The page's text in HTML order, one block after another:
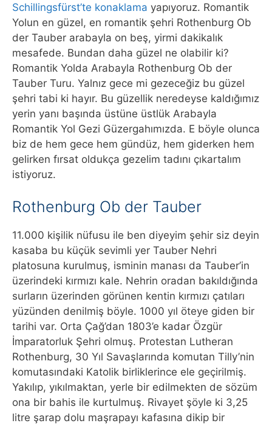
Schillingsfürst’te konaklama yapıyoruz. Romantik
Yolun en güzel, en romantik şehri Rothenburg Ob
der Tauber arabayla on beş, yirmi dakikalık
mesafede. Bundan daha güzel ne olabilir ki?
Romantik Yolda Arabayla Rothenburg Ob der
Tauber Turu. Yalnız gece mi gezeceğiz bu güzel
şehri tabi ki hayır. Bu güzellik neredeyse kaldığımız
yerin yanı başında üstüne üstlük Arabayla
Romantik Yol Gezi Güzergahımızda. E böyle olunca
biz de hem gece hem gündüz, hem giderken hem
gelirken fırsat oldukça gezelim tadını çıkartalım
istiyoruz.
Rothenburg Ob der Tauber
11.000 kişilik nüfusu ile ben diyeyim şehir siz deyin
kasaba bu küçük sevimli yer Tauber Nehri
platosuna kurulmuş, isminin manası da Tauber’in
üzerindeki kırmızı kale. Nehrin oradan bakıldığında
surların üzerinden görünen kentin kırmızı çatıları
yüzünden denilmiş böyle. 1000 yıl öteye giden bir
tarihi var. Orta Çağ’dan 1803’e kadar Özgür
İmparatorluk Şehri olmuş. Protestan Lutheran
Rothenburg, 30 Yıl Savaşlarında komutan Tilly’nin
komutasındaki Katolik birliklerince ele geçirilmiş.
Yakılıp, yıkılmaktan, yerle bir edilmekten de sözüm
ona bir bahis ile kurtulmuş. Rivayet şöyle ki 3,25
litre şarap dolu maşrapayı kafasına dikip bir